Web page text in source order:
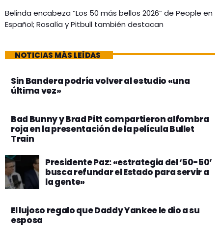
Belinda encabeza “Los 50 más bellos 2026” de People en
Español; Rosalía y Pitbull también destacan
NOTICIAS MÁS LEÍDAS
Sin Bandera podría volver al estudio «una
última vez»
Bad Bunny y Brad Pitt compartieron alfombra
roja en la presentación de la película Bullet
Train
Presidente Paz: «estrategia del ‘50-50’
busca refundar el Estado para servir a
la gente»
El lujoso regalo que Daddy Yankee le dio a su
esposa